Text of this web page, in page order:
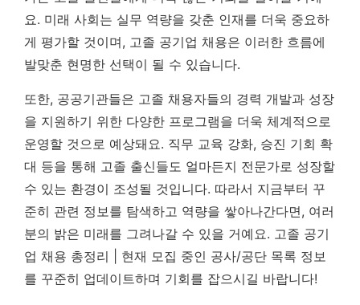
요. 미래 사회는 실무 역량을 갖춘 인재를 더욱 중요하
게 평가할 것이며, 고졸 공기업 채용은 이러한 흐름에
발맞춘 현명한 선택이 될 수 있습니다.
또한, 공공기관들은 고졸 채용자들의 경력 개발과 성장
을 지원하기 위한 다양한 프로그램을 더욱 체계적으로
운영할 것으로 예상돼요. 직무 교육 강화, 승진 기회 확
대 등을 통해 고졸 출신들도 얼마든지 전문가로 성장할
수 있는 환경이 조성될 것입니다. 따라서 지금부터 꾸
준히 관련 정보를 탐색하고 역량을 쌓아나간다면, 여러
분의 밝은 미래를 그려나갈 수 있을 거예요. 고졸 공기
업 채용 총정리 | 현재 모집 중인 공사/공단 목록 정보
를 꾸준히 업데이트하며 기회를 잡으시길 바랍니다!